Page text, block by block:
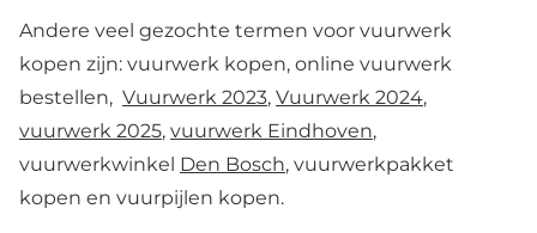
Andere veel gezochte termen voor vuurwerk
kopen zijn: vuurwerk kopen, online vuurwerk
bestellen, Vuurwerk 2023, Vuurwerk 2024,
vuurwerk 2025, vuurwerk Eindhoven,
vuurwerkwinkel Den Bosch, vuurwerkpakket
kopen en vuurpijlen kopen.